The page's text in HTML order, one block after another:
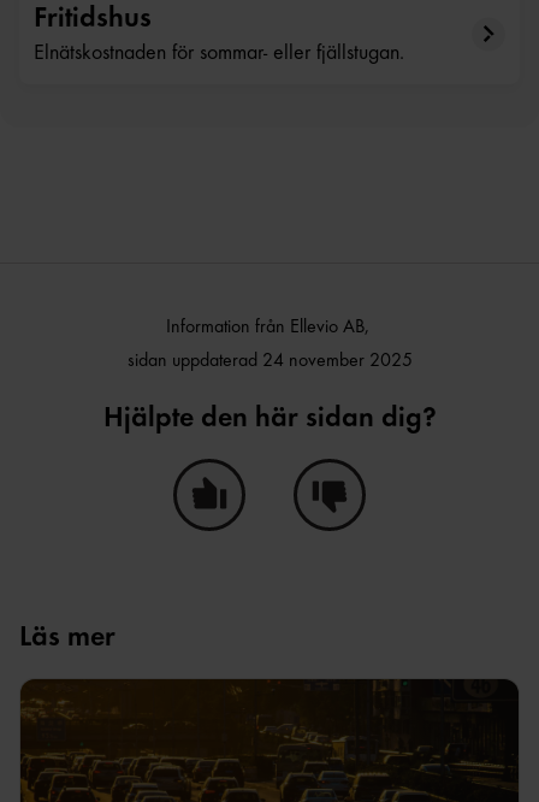
Fritidshus
Elnätskostnaden för sommar- eller fjällstugan.
Information från Ellevio AB,
sidan uppdaterad 24 november 2025
Hjälpte den här sidan dig?
Läs mer